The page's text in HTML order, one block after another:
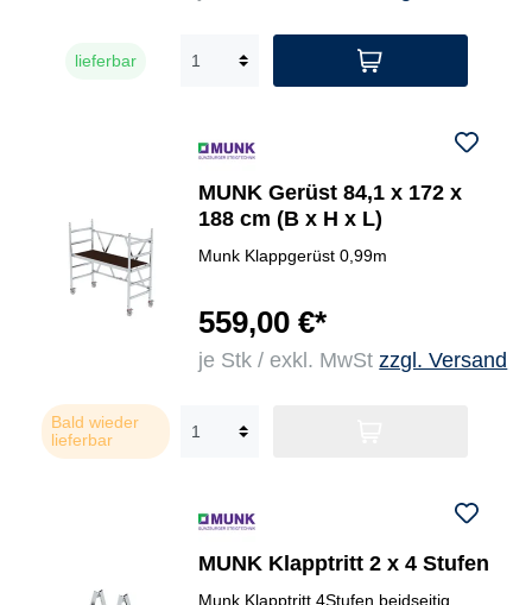
lieferbar
MUNK Gerüst 84,1 x 172 x
188 cm (B x H x L)
Munk Klappgerüst 0,99m
559,00 €*
je Stk / exkl. MwStzzgl. Versand
Bald wieder
lieferbar
MUNK Klapptritt 2 x 4 Stufen
Munk Klapptritt 4Stufen beidseitig